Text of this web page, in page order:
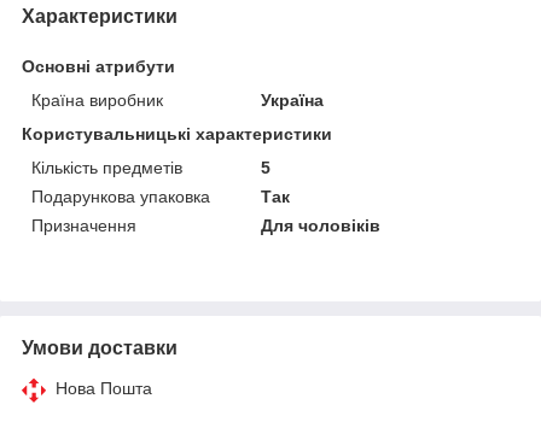
Характеристики
Основні атрибути
Країна виробник
Україна
Користувальницькі характеристики
Кількість предметів
5
Подарункова упаковка
Так
Призначення
Для чоловіків
Умови доставки
Нова Пошта